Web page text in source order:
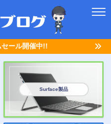
ール開催中!!
Surface製品